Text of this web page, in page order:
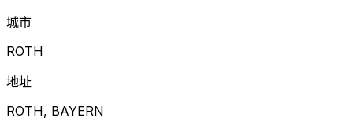
城市
ROTH
地址
ROTH, BAYERN